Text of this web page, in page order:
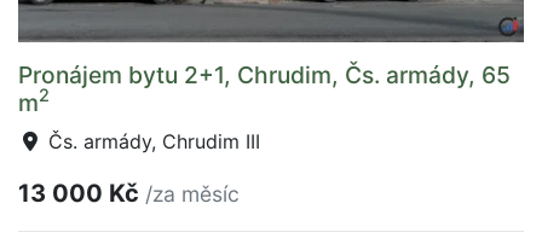
Pronájem bytu 2+1, Chrudim, Čs. armády, 65
m2
Čs. armády, Chrudim III
13 000 Kč /za měsíc